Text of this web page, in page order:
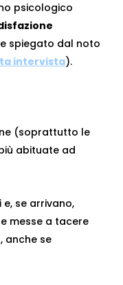
psicologico
spiegato dal noto
intervista).
(soprattutto le
abituate ad
e, se arrivano,
messe a tacere
anche se